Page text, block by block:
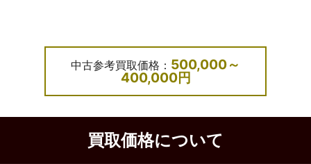
中古参考買取価格： 500,000～
400,000円
買取価格について